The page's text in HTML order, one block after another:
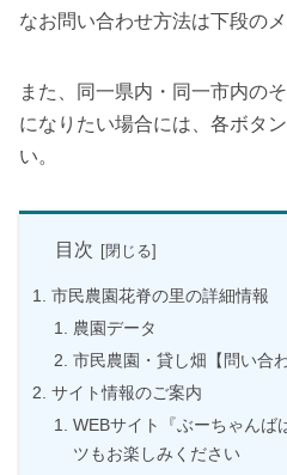
なお問い合わせ方法は下段の
また、同一県内・同一市内の
になりたい場合には、各ボタ
い。
目次
市民農園花脊の里の詳細情報
農園データ
市民農園・貸し畑【問い合
サイト情報のご案内
WEBサイト『ぶーちゃんば
ツもお楽しみください